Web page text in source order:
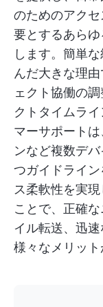
のためのアク
要とするあら
します。簡単
んだ大きな理
ェクト協働の
クトタイムラ
マーサポート
ンなど複数デ
つガイドライ
ス柔軟性を実
ことで、正確
イル転送、迅
様々なメリット